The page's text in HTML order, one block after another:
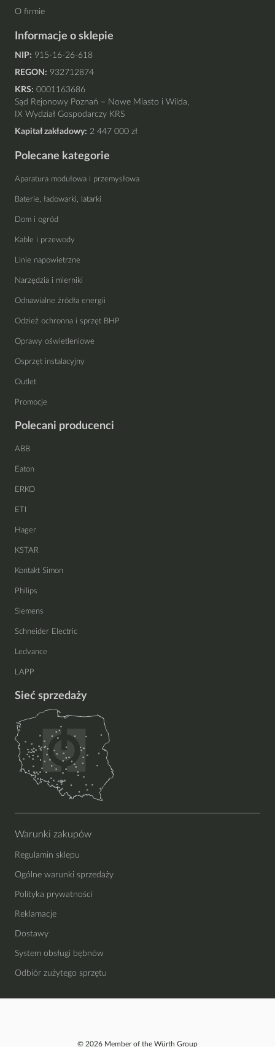
O firmie
Informacje o sklepie
NIP: 915-16-26-618
REGON: 932712874
KRS: 0001163686
Sąd Rejonowy Poznań – Nowe Miasto i Wilda,
IX Wydział Gospodarczy KRS
Kapitał zakładowy: 2 447 000 zł
Polecane kategorie
Aparatura modułowa i przemysłowa
Baterie, ładowarki, latarki
Dom i ogród
Kable i przewody
Linie napowietrzne
Narzędzia i mierniki
Odnawialne źródła energii
Odzież ochronna i sprzęt BHP
Oprawy oświetleniowe
Osprzęt instalacyjny
Outlet
Promocje
Polecani producenci
ABB
Eaton
ERKO
ETI
Hager
KSTAR
Kontakt Simon
Philips
Siemens
Schneider Electric
Ledvance
LAPP
Sieć sprzedaży
Warunki zakupów
Regulamin sklepu
Ogólne warunki sprzedaży
Polityka prywatności
Reklamacje
Dostawy
System obsługi bębnów
Odbiór zużytego sprzętu
© 2026 Member of the Würth Group